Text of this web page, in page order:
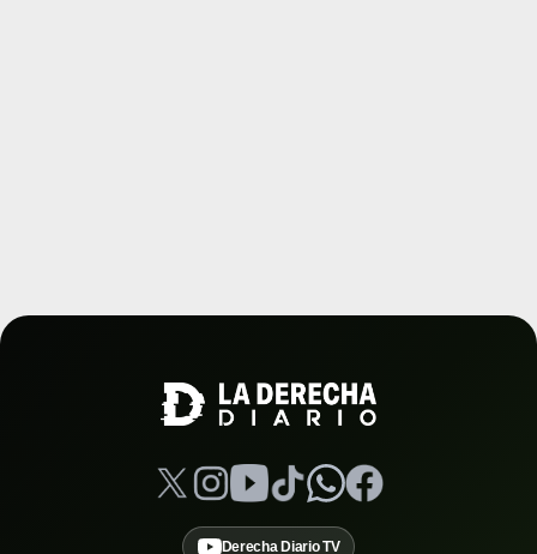
Derecha Diario TV